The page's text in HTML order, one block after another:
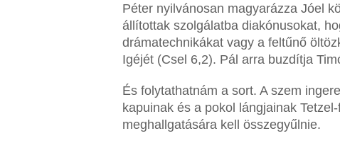
Péter nyilvánosan magyarázza Jóel
állítottak szolgálatba diakónusokat,
drámatechnikákat vagy a feltűnő
Igéjét (Csel 6,2). Pál arra buzdítja
És folytathatnám a sort. A szem
kapuinak és a pokol lángjainak
meghallgatására kell összegyűlnie.